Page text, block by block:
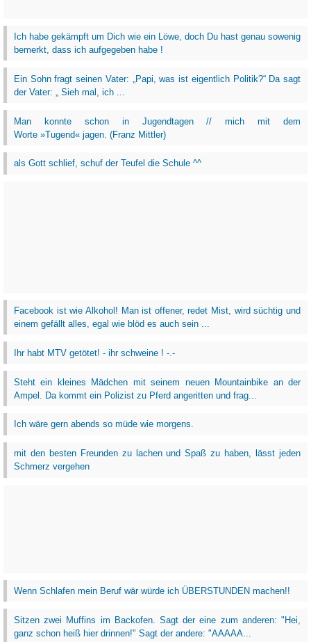
Ich habe gekämpft um Dich wie ein Löwe, doch Du hast genau sowenig
bemerkt, dass ich aufgegeben habe !
Ein Sohn fragt seinen Vater: „Papi, was ist eigentlich Politik?“ Da sagt
der Vater: „ Sieh mal, ich ...
Man konnte schon in Jugendtagen // mich mit dem
Worte »Tugend« jagen. (Franz Mittler)
als Gott schlief, schuf der Teufel die Schule ^^
Facebook ist wie Alkohol! Man ist offener, redet Mist, wird süchtig und
einem gefällt alles, egal wie blöd es auch sein ...
Ihr habt MTV getötet! - ihr schweine ! -.-
Steht ein kleines Mädchen mit seinem neuen Mountainbike an der
Ampel. Da kommt ein Polizist zu Pferd angeritten und frag...
Ich wäre gern abends so müde wie morgens.
mit den besten Freunden zu lachen und Spaß zu haben, lässt jeden
Schmerz vergehen
Wenn Schlafen mein Beruf wär würde ich ÜBERSTUNDEN machen!!
Sitzen zwei Muffins im Backofen. Sagt der eine zum anderen: "Hei,
ganz schon heiß hier drinnen!" Sagt der andere: "AAAAA...